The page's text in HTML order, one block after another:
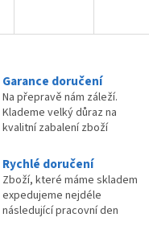
Garance doručení
Na přepravě nám záleží.
Klademe velký důraz na
kvalitní zabalení zboží
Rychlé doručení
Zboží, které máme skladem
expedujeme nejdéle
následující pracovní den